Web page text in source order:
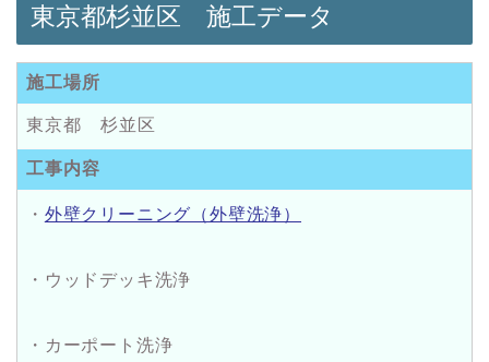
東京都杉並区 施工データ
施工場所
東京都 杉並区
工事内容
・ 外壁クリーニング（外壁洗浄）
・ウッドデッキ洗浄
・カーポート洗浄